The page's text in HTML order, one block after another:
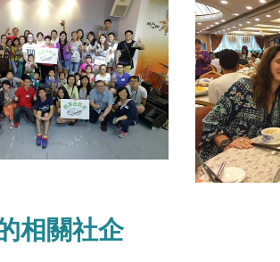
相關社企